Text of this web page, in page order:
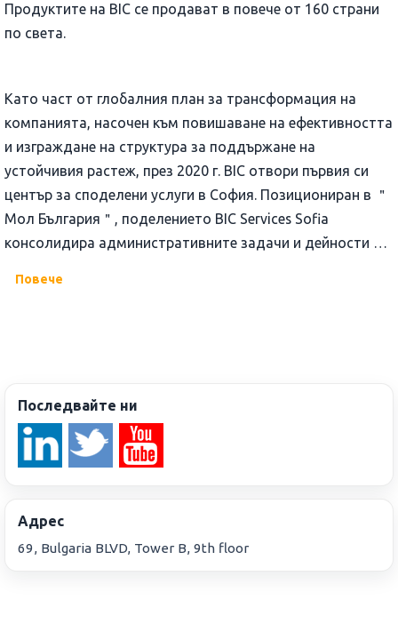
Продуктите на BIC се продават в повече от 160 страни
по света.
Като част от глобалния план за трансформация на
компанията, насочен към повишаване на ефективността
и изграждане на структура за поддържане на
устойчивия растеж, през 2020 г. BIC отвори първия си
център за споделени услуги в София. Позициониран в ＂
Мол България＂, поделението BIC Services Sofia
консолидира административните задачи и дейности в
Повече
Последвайте ни
Адрес
69, Bulgaria BLVD, Tower B, 9th floor